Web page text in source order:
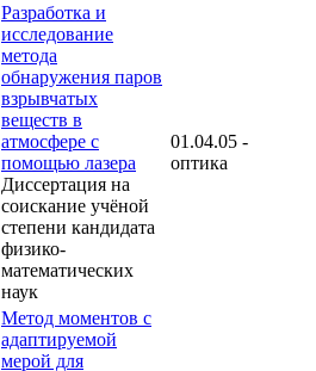
Разработка и
исследование
метода
обнаружения паров
взрывчатых
веществ в
атмосфере с
помощью лазера
Диссертация на
соискание учёной
степени кандидата
физико-
математических
наук
01.04.05 -
оптика
Метод моментов с
адаптируемой
мерой для